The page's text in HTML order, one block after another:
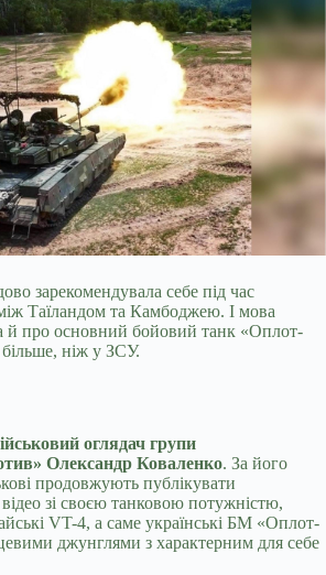
зарекомендувала себе під час
Таїландом та Камбоджею. І мова
про основний бойовий танк «Оплот-
ніж у ЗСУ.
оглядач групи
Олександр Коваленко. За його
продовжують публікувати
зі своєю танковою потужністю,
VT-4, а саме українські БМ «Оплот-
джунглями з характерним для себе